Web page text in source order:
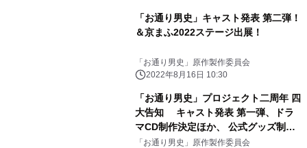
「お通り男史」キャスト発表 第二弾！
＆京まふ2022ステージ出展！
「お通り男史」原作製作委員会
2022年8月16日 10:30
「お通り男史」プロジェクト二周年 四
大告知 キャスト発表 第一弾、ドラ
マCD制作決定ほか、 公式グッズ制
作、二周年記念キャンペーンを実施
「お通り男史」原作製作委員会